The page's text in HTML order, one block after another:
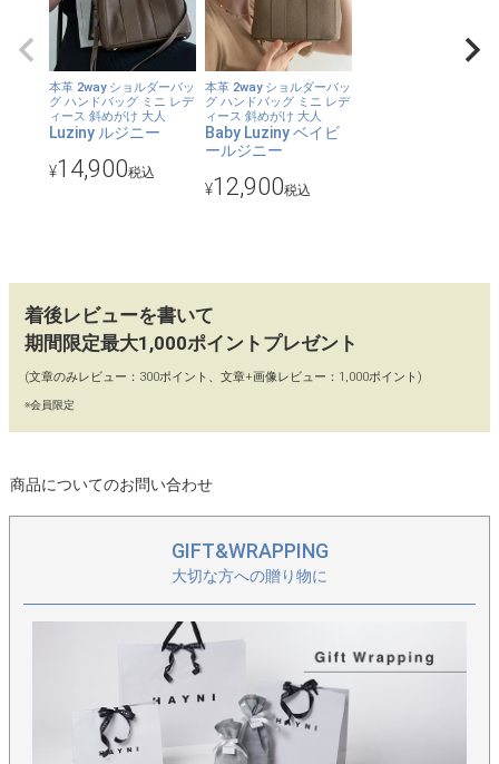
【永く愛せる定番色】
各カラーとも使いやすいベーシックな飽きのこない色合いで、長
く愛用できます。
【どんなコーデにも似合う】
シンプルで上質なので、カジュアルもキレイ目もすっきり引き立
【2way】
ショルダーバッグ・ハンドバッグの2Way仕様。ショルダーベル
トの長さ調節も可能です。
【90日間 交換・返品保証】
お気軽にお買い物をお楽しみください。
保存に便利な、HAYNIロゴ入りの不織布に商品をお入れし、丁寧
に梱包してお届けいたします。
＞オリジナルサイズのルジニーはこちら
本革 2way ショルダーバッ
グ ハンドバッグ ミニ レデ
ィース 斜めがけ 大人
Luziny ルジニー
¥14,900税込
本革 2way ショルダーバッ
グ ハンドバッグ ミニ レデ
ィース 斜めがけ 大人
Baby Luziny ベイビ
ールジニー
¥12,900税込
着後レビューを書いて
期間限定最大1,000ポイントプレゼント
(文章のみレビュー：300ポイント、文章+画像レビュー：1,000ポイント)
※会員限定
商品についてのお問い合わせ
GIFT&WRAPPING
大切な方への贈り物に